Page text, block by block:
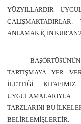
YÜZYILLARDIR
ANLAMAK İÇİN
TARTIŞMAYA YER
İLETTİĞİ
UYGULAMALARIYLA
TARZLARINI BU
BELİRLEMİŞLERDİR.